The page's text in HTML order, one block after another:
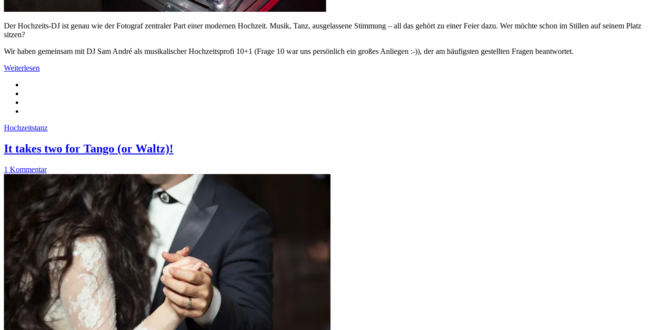
Der Hochzeits-DJ ist genau wie der Fotograf zentraler Part einer modernen Hochzeit. Musik, Tanz, ausgelassene Stimmung – all das gehört zu einer Feier dazu. Wer möchte schon im Stillen auf seinem Platz
sitzen?
Wir haben gemeinsam mit DJ Sam André als musikalischer Hochzeitsprofi 10+1 (Frage 10 war uns persönlich ein großes Anliegen :-)), der am häufigsten gestellten Fragen beantwortet.
Weiterlesen
Hochzeitstanz
It takes two for Tango (or Waltz)!
1 Kommentar